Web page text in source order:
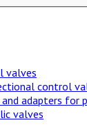
valves
control
adapters for
valves